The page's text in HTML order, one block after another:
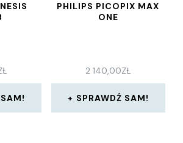
PHILIPS PICOPIX MAX
ONE
2 140,00ZŁ
SPRAWDŹ SAM!